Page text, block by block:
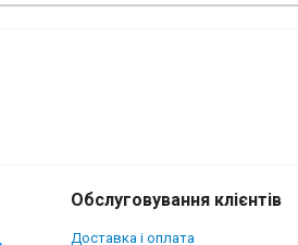
Обслуговування клієнтів
Доставка і оплата